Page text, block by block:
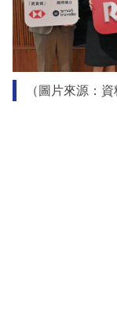
（圖片來源：資